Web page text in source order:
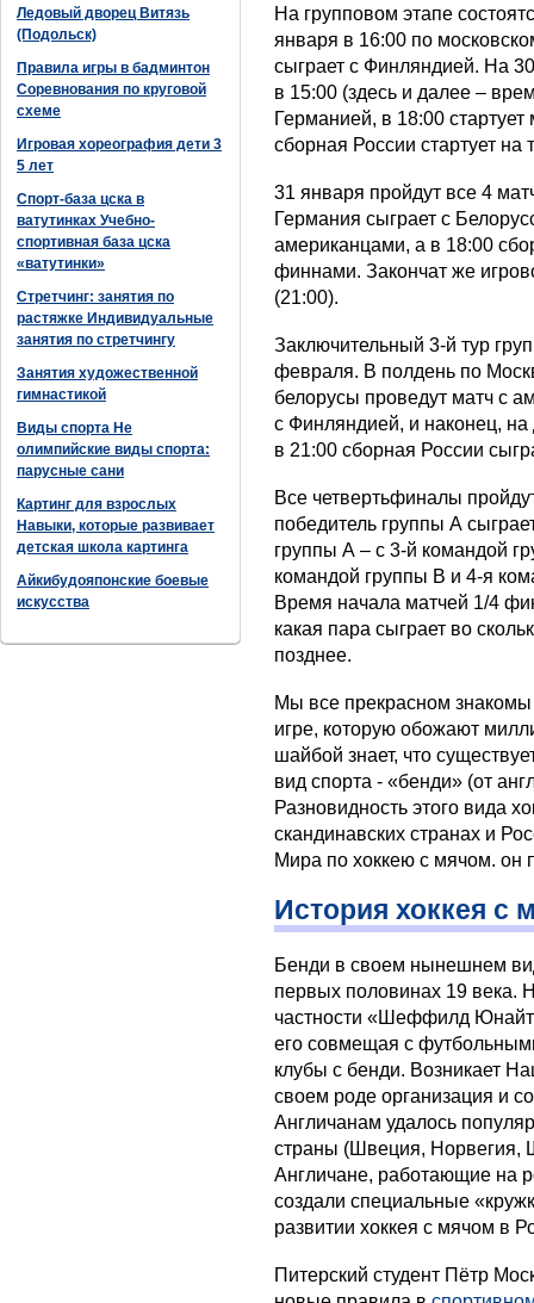
Ледовый дворец Витязь
(Подольск)
Правила игры в бадминтон
Соревнования по круговой
схеме
Игровая хореография дети 3
5 лет
Спорт-база цска в
ватутинках Учебно-
спортивная база цска
«ватутинки»
Стретчинг: занятия по
растяжке Индивидуальные
занятия по стретчингу
Занятия художественной
гимнастикой
Виды спорта Не
олимпийские виды спорта:
парусные сани
Картинг для взрослых
Навыки, которые развивает
детская школа картинга
Айкибудояпонские боевые
искусства
На групповом этапе
января в 16:00 по
сыграет с Финляндией. На
в 15:00 (здесь и далее –
Германией, в 18:00
сборная России стартует на
31 января пройдут все 4
Германия сыграет с
американцами, а в 18:00
финнами. Закончат же
(21:00).
Заключительный 3-й тур
февраля. В полдень по
белорусы проведут матч с
с Финляндией, и наконец,
в 21:00 сборная России
Все четвертьфиналы
победитель группы А
группы А – с 3-й командой
командой группы В и 4-я
Время начала матчей 1/4
какая пара сыграет во
позднее.
Мы все прекрасном
игре, которую обожают
шайбой знает, что
вид спорта - «бенди» (от
Разновидность этого вида
скандинавских странах и
Мира по хоккею с мячом. он
История хоккея с
Бенди в своем нынешнем
первых половинах 19 века.
частности «Шеффилд
его совмещая с
клубы с бенди. Возникает
своем роде организация и
Англичанам удалось
страны (Швеция, Норвегия,
Англичане, работающие на
создали специальные
развитии хоккея с мячом в
Питерский студент Пётр